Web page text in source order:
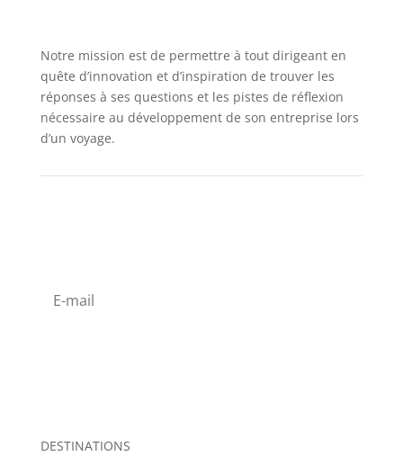
Notre mission est de permettre à tout dirigeant en
quête d’innovation et d’inspiration de trouver les
réponses à ses questions et les pistes de réflexion
nécessaire au développement de son entreprise lors
d’un voyage.
DESTINATIONS